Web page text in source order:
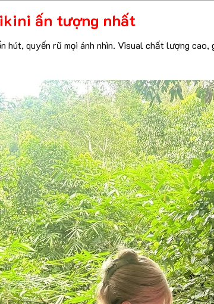
ấn tượng nhất
hút, quyến rũ mọi ánh nhìn. Visual chất lượng